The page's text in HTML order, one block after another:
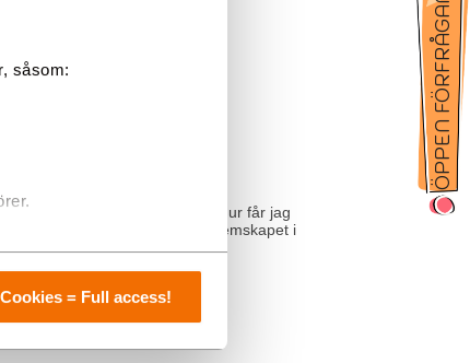
såsom:
= Full access!
Tex. Vad är eventmarket? Hur får jag
sökbar här? Resulterar medlemskapet i